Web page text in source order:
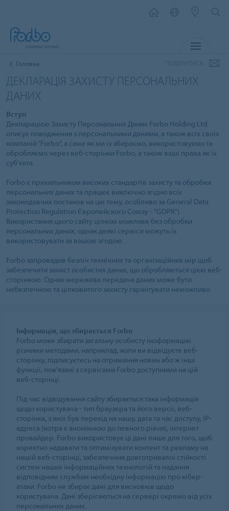
Головна
ДЕКЛАРАЦІЯ ЗАХИСТУ ПЕРСОНАЛЬНИХ
ДАНИХ
Вступ
Декларацією Захисту Персональних Даних Forbo Holding Ltd.
описує поводження з персональними даними, а також всіх своїх
компаній “Forbo”, а саме як ми їх збираємо, використовуємо та
обробляємо через веб-сторінки Forbo, а також ваші права як їх
суб'єкта.
Forbo є прихильником високих стандартів захисту та обробки
персональних даних та працює виключно згідно всіх
законодавчих постанов на цю тему, особливо за General Data
Protection Regulation Європейского Союзу - "GDPR").
Використання цього сайту цілком можливе без обробки
персональних даних, однак деякі сервіси можуть їх
використовувати за вашою згодою.
Forbo запровадив безліч технічних та організаційних мір щоб
забезпечити захист особистих даних, що обробляються цією веб-
сторінкою. Однак мережева передача даних може бути
небезпечною та цілковитого захисту гарантувати неможливо.
Інформація, що збирається Forbo
Forbo може збирати загальну особисту іноформацію
різними методами, наприклад, коли ви відвідуєте веб-
сторінку, підписуєтесь на отримання новин або ж інші
функції, пов'язані з сервісами Forbo доступними на цій
веб-сторінці.
Під час відвідування сайту збирається така інформація
щодо користувача - тип браузера та його версії, веб-
сторінка, з якої був перехід на нашу, дата та час доступу, IP-
адреса (котра є анонімною до певного рівня), інтернет
провайдер. Forbo використовує ці дані лише для того, щоб
коректно надавати та оптимізувати контент та рекламу на
нашій веб-сторінці, забезпечння довготривалої стійкості
систем наших інформаційних технологій та надання
відповідним службам необхідну інформацію про кібер-
атаки. Forbo не збирає дані для висновків щодо
користувача. Дані зберігаються на сервері окремо від усіх
персональних даних.